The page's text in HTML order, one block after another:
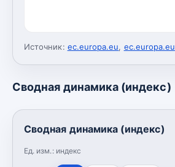
Источник: ec.europa.eu, ec.europa.eu
Сводная динамика (индекс)
Сводная динамика (индекс)
Ед. изм.: индекс